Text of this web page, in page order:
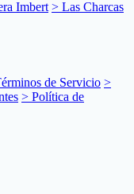
Imbert > Las Charcas
de Servicio >
> Política de